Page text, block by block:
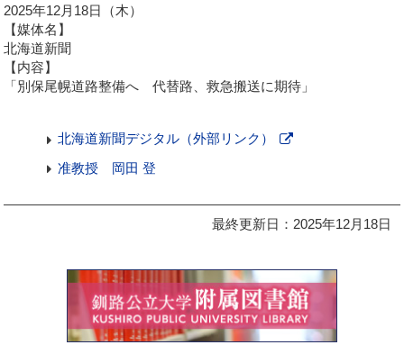
2025年12月18日（木）
【媒体名】
北海道新聞
【内容】
「別保尾幌道路整備へ 代替路、救急搬送に期待」
北海道新聞デジタル（外部リンク）
ー
ジ
開
き
ま
す
准教授 岡田 登
最終更新日：2025年12月18日